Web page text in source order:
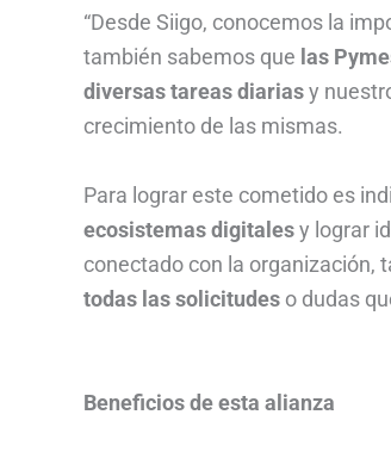
“Desde Siigo, conocemos la
también sabemos que las
diversas tareas diariasy
crecimiento de las mismas.
Para lograr este cometido es
ecosistemas digitalesy lograr
conectado con la organización,
todas las solicitudes o dudas
Beneficios de esta alianza